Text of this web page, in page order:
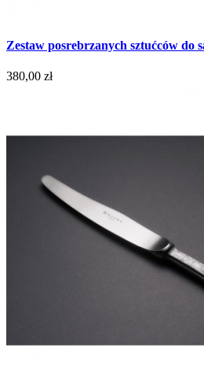
Zestaw posrebrzanych sztućców do
380,00 zł